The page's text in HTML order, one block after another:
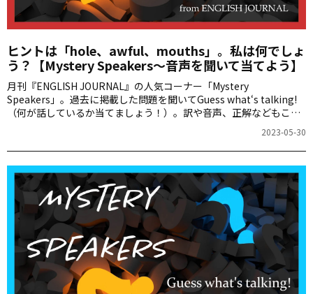
ヒントは「hole、awful、mouths」。私は何でしょ
う？【Mystery Speakers～音声を聞いて当てよう】
月刊『ENGLISH JOURNAL』の人気コーナー「Mystery
Speakers」。過去に掲載した問題を聞いてGuess what‘s talking!
（何が話しているか当てましょう！）。訳や音声、正解などもこち
2023-05-30